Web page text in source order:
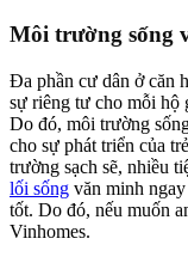
Môi trường sống
Đa phần cư dân ở căn
sự riêng tư cho mỗi hộ
Do đó, môi trường
cho sự phát triển của
trường sạch sẽ, nhiều
lối sống văn minh
tốt. Do đó, nếu muốn
Vinhomes.